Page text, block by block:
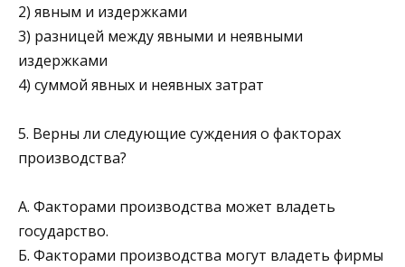
2) явным и издержками
3) разницей между явными и неявными
издержками
4) суммой явных и неявных затрат
5. Верны ли следующие суждения о факторах
производства?
А. Факторами производства может владеть
государство.
Б. Факторами производства могут владеть фирмы